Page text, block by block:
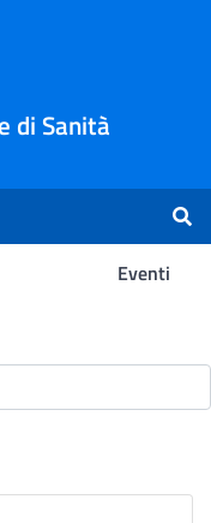
di Sanità
Eventi
-